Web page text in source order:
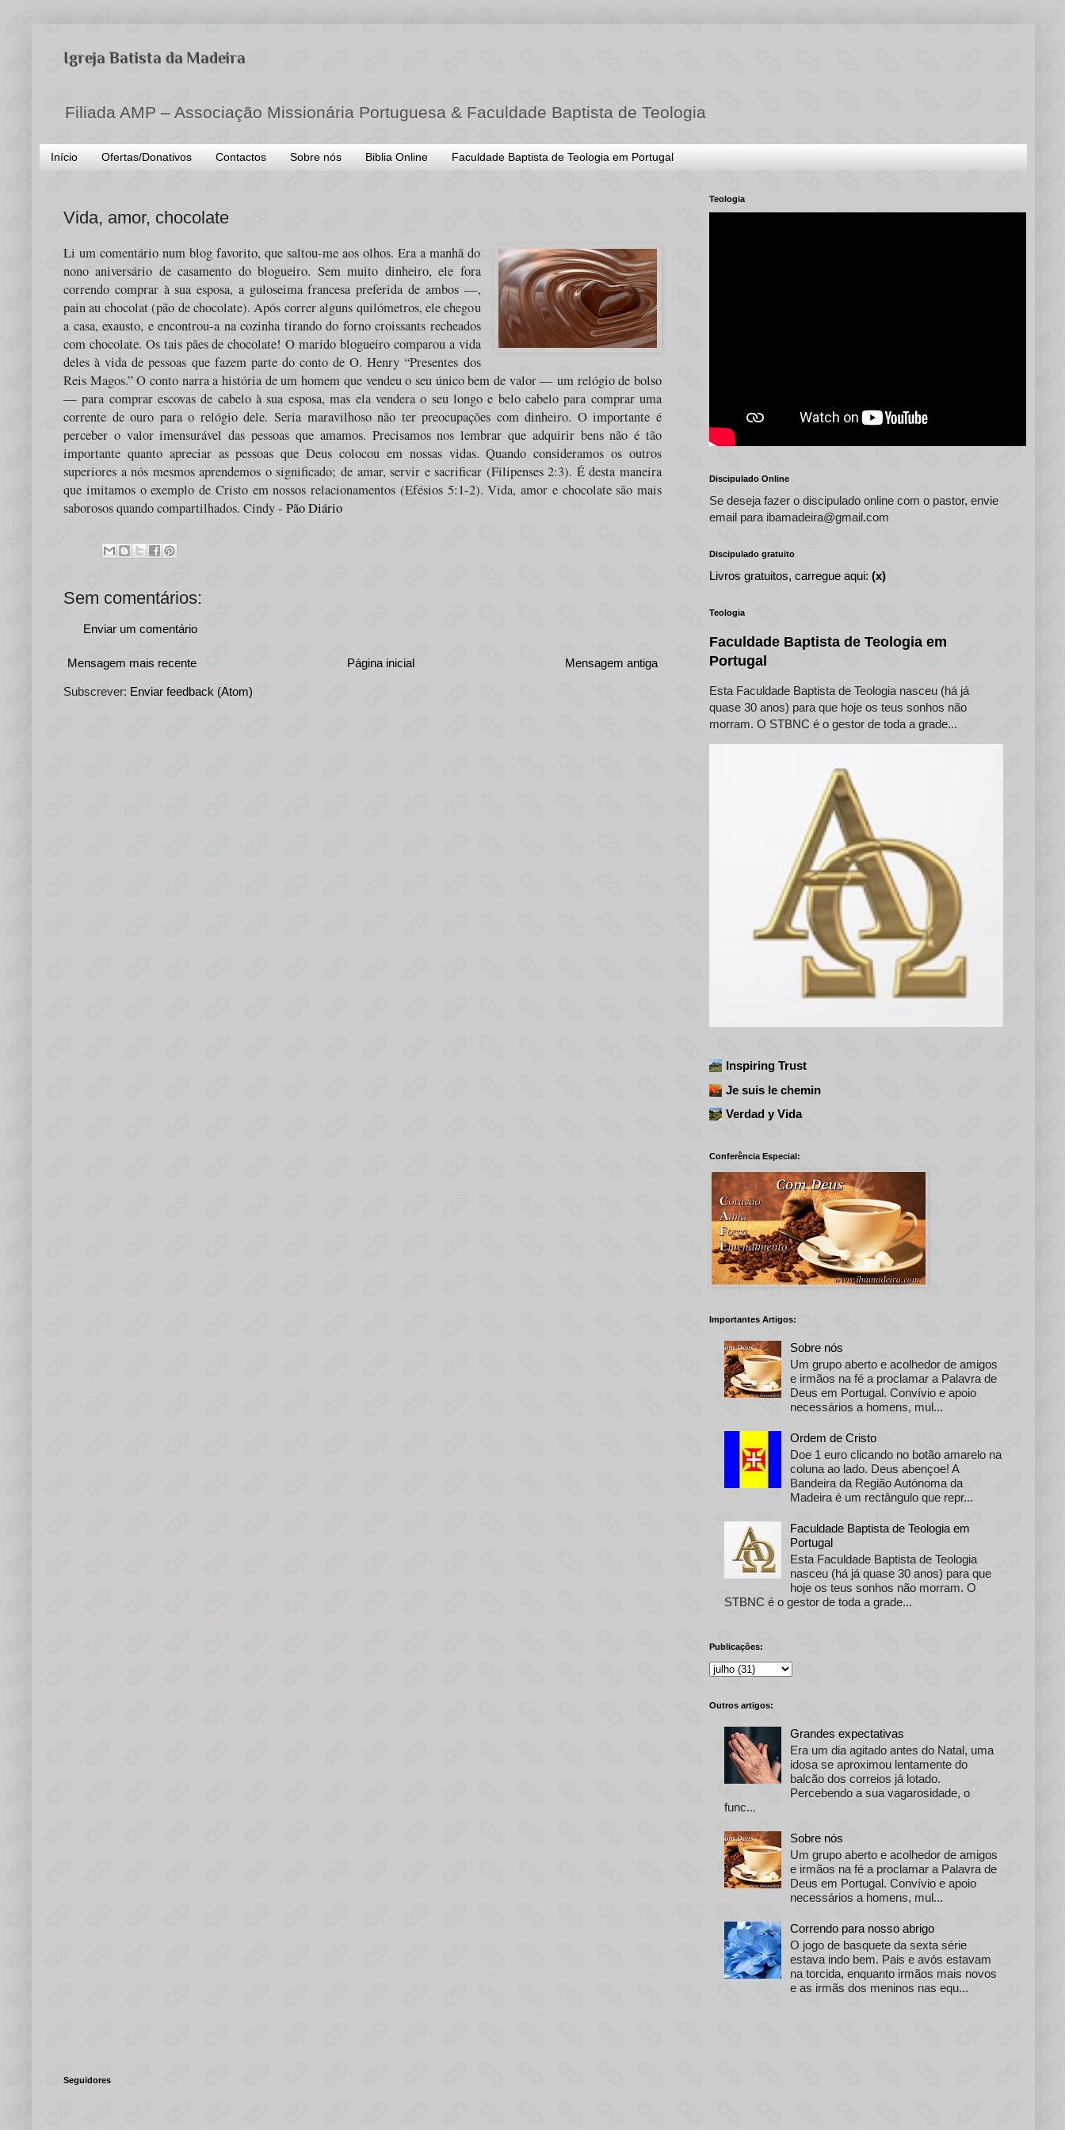
Igreja Batista da Madeira
Filiada AMP – Associação Missionária Portuguesa & Faculdade Baptista de Teologia
Início Ofertas/Donativos Contactos Sobre nós Biblia Online Faculdade Baptista de Teologia em Portugal
Vida, amor, chocolate
Li um comentário num blog favorito, que saltou-me aos olhos. Era a manhã do
nono aniversário de casamento do blogueiro. Sem muito dinheiro, ele fora
correndo comprar à sua esposa, a guloseima francesa preferida de ambos —,
pain au chocolat (pão de chocolate). Após correr alguns quilómetros, ele chegou
a casa, exausto, e encontrou-a na cozinha tirando do forno croissants recheados
com chocolate. Os tais pães de chocolate! O marido blogueiro comparou a vida
deles à vida de pessoas que fazem parte do conto de O. Henry “Presentes dos
Reis Magos.” O conto narra a história de um homem que vendeu o seu único bem de valor — um relógio de bolso
— para comprar escovas de cabelo à sua esposa, mas ela vendera o seu longo e belo cabelo para comprar uma
corrente de ouro para o relógio dele. Seria maravilhoso não ter preocupações com dinheiro. O importante é
perceber o valor imensurável das pessoas que amamos. Precisamos nos lembrar que adquirir bens não é tão
importante quanto apreciar as pessoas que Deus colocou em nossas vidas. Quando consideramos os outros
superiores a nós mesmos aprendemos o significado; de amar, servir e sacrificar (Filipenses 2:3). É desta maneira
que imitamos o exemplo de Cristo em nossos relacionamentos (Efésios 5:1-2). Vida, amor e chocolate são mais
saborosos quando compartilhados. Cindy - Pão Diário
Sem comentários:
Enviar um comentário
Mensagem mais recente Mensagem antiga
Página inicial
Subscrever: Enviar feedback (Atom)
Teologia
Discipulado Online
Se deseja fazer o discipulado online com o pastor, envie
email para ibamadeira@gmail.com
Discipulado gratuito
Livros gratuitos, carregue aqui: (x)
Teologia
Faculdade Baptista de Teologia em
Portugal
Esta Faculdade Baptista de Teologia nasceu (há já
quase 30 anos) para que hoje os teus sonhos não
morram. O STBNC é o gestor de toda a grade...
Inspiring Trust
Je suis le chemin
Verdad y Vida
Conferência Especial:
Importantes Artigos:
Sobre nós
Um grupo aberto e acolhedor de amigos
e irmãos na fé a proclamar a Palavra de
Deus em Portugal. Convívio e apoio
necessários a homens, mul...
Ordem de Cristo
Doe 1 euro clicando no botão amarelo na
coluna ao lado. Deus abençoe! A
Bandeira da Região Autónoma da
Madeira é um rectângulo que repr...
Faculdade Baptista de Teologia em
Portugal
Esta Faculdade Baptista de Teologia
nasceu (há já quase 30 anos) para que
hoje os teus sonhos não morram. O
STBNC é o gestor de toda a grade...
Publicações:
Outros artigos:
Grandes expectativas
Era um dia agitado antes do Natal, uma
idosa se aproximou lentamente do
balcão dos correios já lotado.
Percebendo a sua vagarosidade, o
func...
Sobre nós
Um grupo aberto e acolhedor de amigos
e irmãos na fé a proclamar a Palavra de
Deus em Portugal. Convívio e apoio
necessários a homens, mul...
Correndo para nosso abrigo
O jogo de basquete da sexta série
estava indo bem. Pais e avós estavam
na torcida, enquanto irmãos mais novos
e as irmãs dos meninos nas equ...
Seguidores